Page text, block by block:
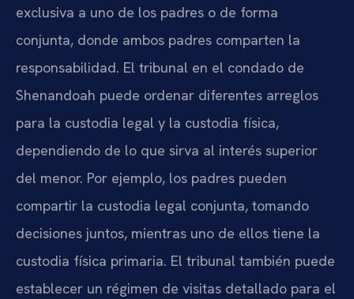
exclusiva a uno de los padres o de forma
conjunta, donde ambos padres comparten la
responsabilidad. El tribunal en el condado de
Shenandoah puede ordenar diferentes arreglos
para la custodia legal y la custodia física,
dependiendo de lo que sirva al interés superior
del menor. Por ejemplo, los padres pueden
compartir la custodia legal conjunta, tomando
decisiones juntos, mientras uno de ellos tiene la
custodia física primaria. El tribunal también puede
establecer un régimen de visitas detallado para el